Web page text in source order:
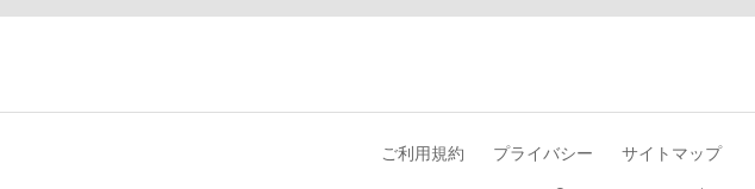
ご利用規約 プライバシー サイトマップ